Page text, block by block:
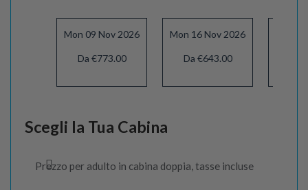
Mon 09 Nov 2026
Da €773.00
Mon 16 Nov 2026
Da €643.00
Scegli la Tua Cabina
Prezzo per adulto in cabina doppia, tasse incluse